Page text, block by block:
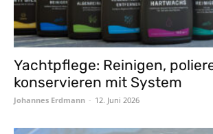
Yachtpflege: Reinigen,
konservieren mit System
Johannes Erdmann - 12. Juni 2026